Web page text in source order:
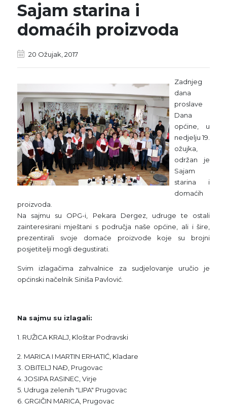
Sajam starina i
domaćih proizvoda
20 Ožujak, 2017
Zadnjeg
dana
proslave
Dana
općine, u
nedjelju 19.
ožujka,
održan je
Sajam
starina i
domaćih
proizvoda.
Na sajmu su OPG-i, Pekara Dergez, udruge te ostali
zainteresirani mještani s područja naše općine, ali i šire,
prezentirali svoje domaće proizvode koje su brojni
posjetitelji mogli degustirati.
Svim izlagačima zahvalnice za sudjelovanje uručio je
općinski načelnik Siniša Pavlović.
Na sajmu su izlagali:
1. RUŽICA KRALJ, Kloštar Podravski
2. MARICA I MARTIN ERHATIĆ, Kladare
3. OBITELJ NAĐ, Prugovac
4. JOSIPA RASINEC, Virje
5. Udruga zelenih "LIPA" Prugovac
6. GRGIČIN MARICA, Prugovac